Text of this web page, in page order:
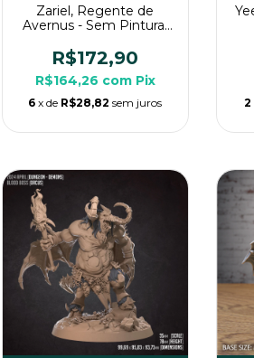
Zariel, Regente de
Avernus - Sem Pintura,
Para Rpg de Mesa
R$172,90
R$164,26 com Pix
6 x de R$28,82 sem juros 2